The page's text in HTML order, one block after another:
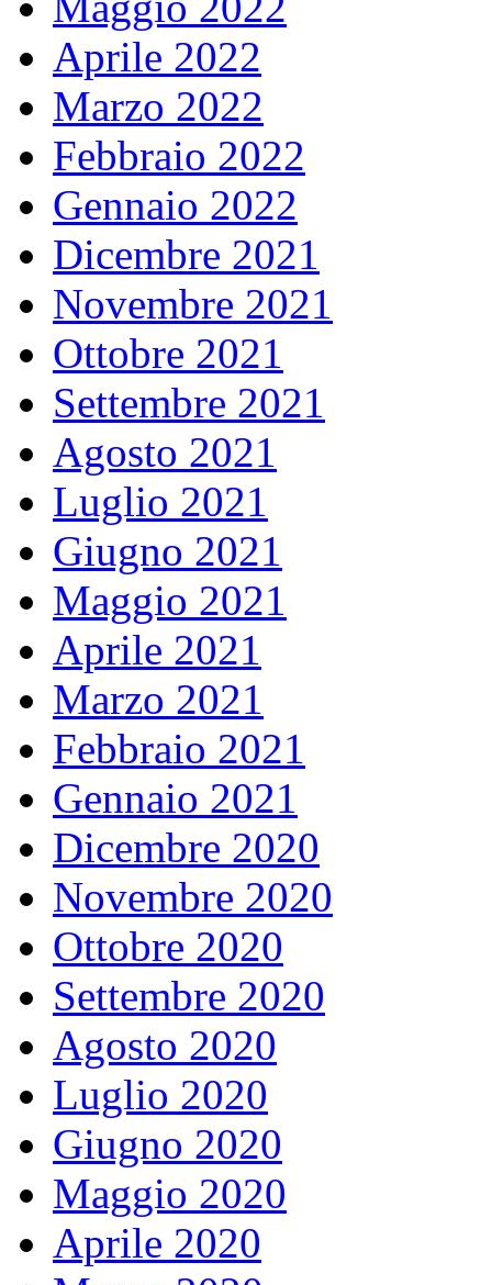
Aprile 2022
Marzo 2022
Febbraio 2022
Gennaio 2022
Dicembre 2021
Novembre 2021
Ottobre 2021
Settembre 2021
Agosto 2021
Luglio 2021
Giugno 2021
Maggio 2021
Aprile 2021
Marzo 2021
Febbraio 2021
Gennaio 2021
Dicembre 2020
Novembre 2020
Ottobre 2020
Settembre 2020
Agosto 2020
Luglio 2020
Giugno 2020
Maggio 2020
Aprile 2020